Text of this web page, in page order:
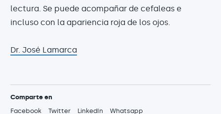
lectura. Se puede acompañar de cefaleas e
incluso con la apariencia roja de los ojos.
Dr. José Lamarca
Comparte en
Facebook
Twitter LinkedIn Whatsapp